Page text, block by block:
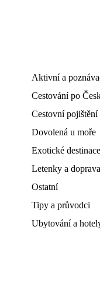
Aktivní a
Cestování po
Cestovní pojištění
Dovolená u moře
Exotické destinace
Letenky a doprava
Ostatní
Tipy a průvodci
Ubytování a